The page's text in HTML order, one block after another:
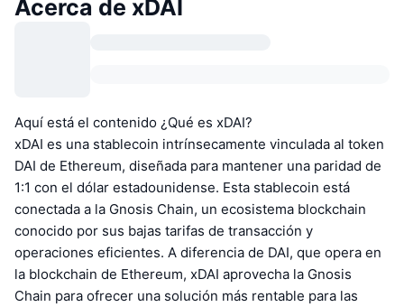
Acerca de xDAI
Aquí está el contenido ¿Qué es xDAI?
xDAI es una stablecoin intrínsecamente vinculada al token
DAI de Ethereum, diseñada para mantener una paridad de
1:1 con el dólar estadounidense. Esta stablecoin está
conectada a la Gnosis Chain, un ecosistema blockchain
conocido por sus bajas tarifas de transacción y
operaciones eficientes. A diferencia de DAI, que opera en
la blockchain de Ethereum, xDAI aprovecha la Gnosis
Chain para ofrecer una solución más rentable para las